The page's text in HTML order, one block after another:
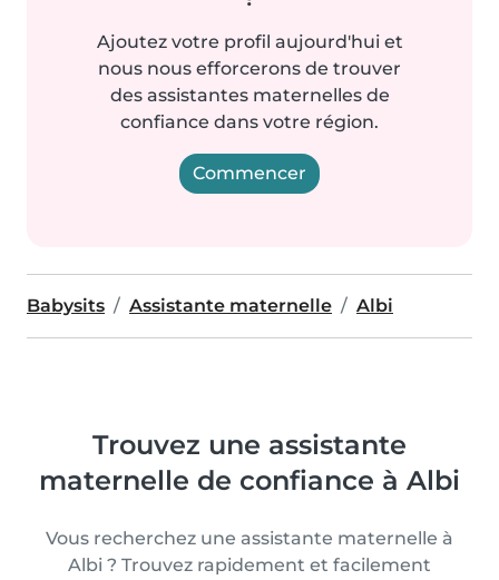
Ajoutez votre profil aujourd'hui et
nous nous efforcerons de trouver
des assistantes maternelles de
confiance dans votre région.
Commencer
Babysits Assistante maternelle Albi
Trouvez une assistante
maternelle de confiance à Albi
Vous recherchez une assistante maternelle à
Albi ? Trouvez rapidement et facilement